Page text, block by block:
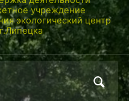
учреждение
экологический центр